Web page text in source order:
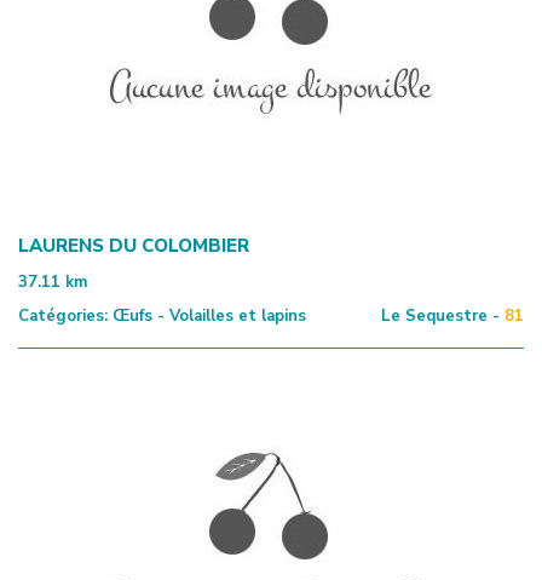
LAURENS DU COLOMBIER
37.11 km
Catégories: Œufs - Volailles et lapins Le Sequestre - 81